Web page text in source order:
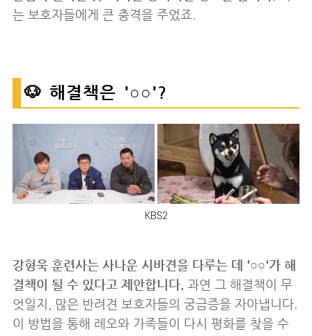
는 보호자들에게 큰 충격을 주었죠.
🐶 해결책은 '○○'?
KBS2
강형욱 훈련사는 사나운 시바견을 다루는 데 '○○'가 해
결책이 될 수 있다고 제안합니다. 과연 그 해결책이 무
엇일지, 많은 반려견 보호자들의 궁금증을 자아냅니다.
이 방법을 통해 레오와 가족들이 다시 평화를 찾을 수